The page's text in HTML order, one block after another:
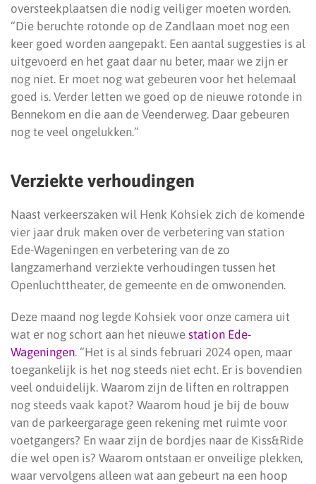
oversteekplaatsen die nodig veiliger moeten worden.
“Die beruchte rotonde op de Zandlaan moet nog een
keer goed worden aangepakt. Een aantal suggesties is al
uitgevoerd en het gaat daar nu beter, maar we zijn er
nog niet. Er moet nog wat gebeuren voor het helemaal
goed is. Verder letten we goed op de nieuwe rotonde in
Bennekom en die aan de Veenderweg. Daar gebeuren
nog te veel ongelukken.”
Verziekte verhoudingen
Naast verkeerszaken wil Henk Kohsiek zich de komende
vier jaar druk maken over de verbetering van station
Ede-Wageningen en verbetering van de zo
langzamerhand verziekte verhoudingen tussen het
Openluchttheater, de gemeente en de omwonenden.
Deze maand nog legde Kohsiek voor onze camera uit
wat er nog schort aan het nieuwe station Ede-
Wageningen. “Het is al sinds februari 2024 open, maar
toegankelijk is het nog steeds niet echt. Er is bovendien
veel onduidelijk. Waarom zijn de liften en roltrappen
nog steeds vaak kapot? Waarom houd je bij de bouw
van de parkeergarage geen rekening met ruimte voor
voetgangers? En waar zijn de bordjes naar de Kiss&Ride
die wel open is? Waarom ontstaan er onveilige plekken,
waar vervolgens alleen wat aan gebeurt na een hoop